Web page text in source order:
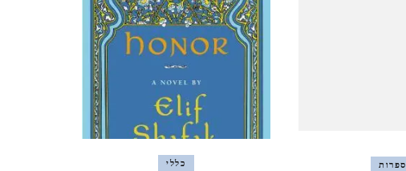
2020
מנצ'סטר,MANCHESTER
ינואר, 2020
איסטנבול, טורקיה, 2019
ספרות כללי